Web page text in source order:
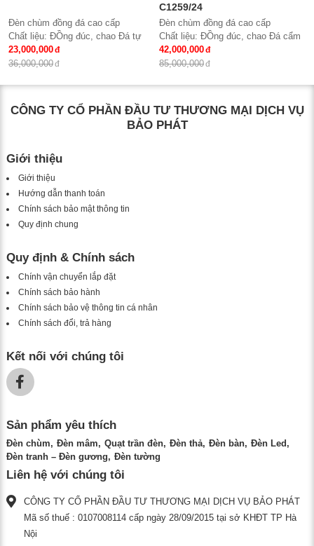
Đèn chùm đồng đá cao cấp
Chất liệu: ĐỒng đúc, chao Đá tự
nhiên
Số lượng tay : 15 tay
Bóng đèn: Bóng led tiết kiệm điện
E14*15
Bảo hành: 2 năm
23,000,000
36,000,000
C1259/24
Đèn chùm đồng đá cao cấp
Chất liệu: ĐỒng đúc, chao Đá cẩm
thạch trắng tự nhiên
Số lượng tay : 24 tay
Bóng đèn: Bóng led tiết kiệm điện
Bảo hành: 2 năm
42,000,000
85,000,000
CÔNG TY CỔ PHẦN ĐẦU TƯ THƯƠNG MẠI DỊCH VỤ
BẢO PHÁT
Giới thiệu
Giới thiệu
Hướng dẫn thanh toán
Chính sách bảo mật thông tin
Quy định chung
Quy định & Chính sách
Chính vận chuyển lắp đặt
Chính sách bảo hành
Chính sách bảo vệ thông tin cá nhân
Chính sách đổi, trả hàng
Kết nối với chúng tôi
Sản phẩm yêu thích
Đèn chùm Đèn mâm Quạt trần đèn Đèn thả Đèn bàn
Đèn Led
Đèn tranh – Đèn gương
Đèn tường
Liên hệ với chúng tôi
CÔNG TY CỔ PHẦN ĐẦU TƯ THƯƠNG MẠI DỊCH VỤ BẢO PHÁT
Mã số thuế : 0107008114 cấp ngày 28/09/2015 tại sở KHĐT TP Hà
Nội